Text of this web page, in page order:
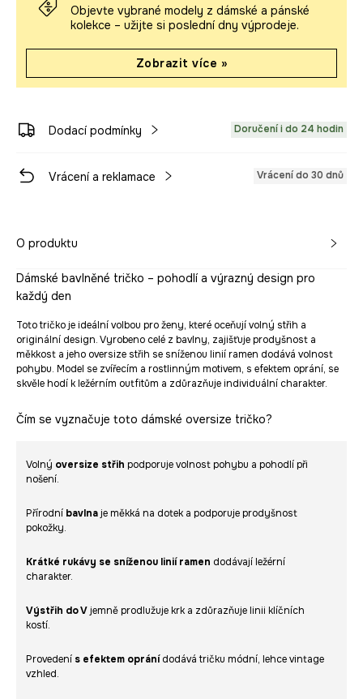
Objevte vybrané modely z dámské a pánské
kolekce – užijte si poslední dny výprodeje.
Zobrazit více »
Dodací podmínky Doručení i do 24 hodin
Vrácení a reklamace Vrácení do 30 dnů
O produktu
Dámské bavlněné tričko – pohodlí a výrazný design pro
každý den
Toto tričko je ideální volbou pro ženy, které oceňují volný střih a
originální design. Vyrobeno celé z bavlny, zajišťuje prodyšnost a
měkkost a jeho oversize střih se sníženou linií ramen dodává volnost
pohybu. Model se zvířecím a rostlinným motivem, s efektem oprání, se
skvěle hodí k ležérním outfitům a zdůrazňuje individuální charakter.
Čím se vyznačuje toto dámské oversize tričko?
Volný oversize střih podporuje volnost pohybu a pohodlí při
nošení.
Přírodní bavlnaje měkká na dotek a podporuje prodyšnost
pokožky.
Krátké rukávy se sníženou linií ramen dodávají ležérní
charakter.
Výstřih do Vjemně prodlužuje krk a zdůrazňuje linii klíčních
kostí.
Provedení s efektem opránídodává tričku módní, lehce vintage
vzhled.